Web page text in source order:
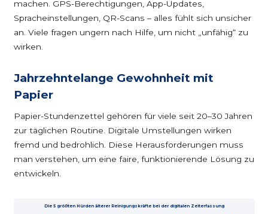
machen. GPS-Berechtigungen, App-Updates,
Spracheinstellungen, QR-Scans – alles fühlt sich unsicher
an. Viele fragen ungern nach Hilfe, um nicht „unfähig“ zu
wirken.
Jahrzehntelange Gewohnheit mit
Papier
Papier-Stundenzettel gehören für viele seit 20–30 Jahren
zur täglichen Routine. Digitale Umstellungen wirken
fremd und bedrohlich. Diese Herausforderungen muss
man verstehen, um eine faire, funktionierende Lösung zu
entwickeln.
Die 5 größten Hürden älterer Reinigungskräfte bei der digitalen Zeiterfassung